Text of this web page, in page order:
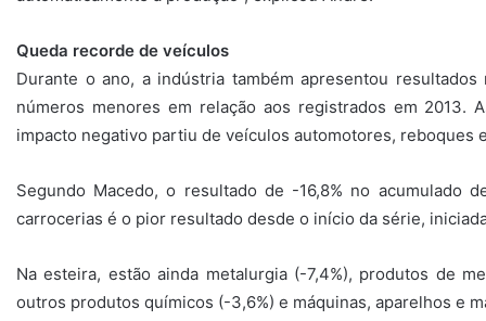
Queda recorde de veículos
Durante o ano, a indústria também apresentou
números menores em relação aos registrados em 2013.
impacto negativo partiu de veículos automotores, reboques
Segundo Macedo, o resultado de -16,8% no acumulado
carrocerias é o pior resultado desde o início da série,
Na esteira, estão ainda metalurgia (-7,4%), produtos de
outros produtos químicos (-3,6%) e máquinas, aparelhos e